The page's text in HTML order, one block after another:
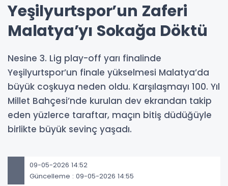
Yeşilyurtspor’un Zaferi
Malatya’yı Sokağa Döktü
Nesine 3. Lig play-off yarı finalinde
Yeşilyurtspor’un finale yükselmesi Malatya’da
büyük coşkuya neden oldu. Karşılaşmayı 100. Yıl
Millet Bahçesi’nde kurulan dev ekrandan takip
eden yüzlerce taraftar, maçın bitiş düdüğüyle
birlikte büyük sevinç yaşadı.
09-05-2026 14:52
Güncelleme : 09-05-2026 14:55